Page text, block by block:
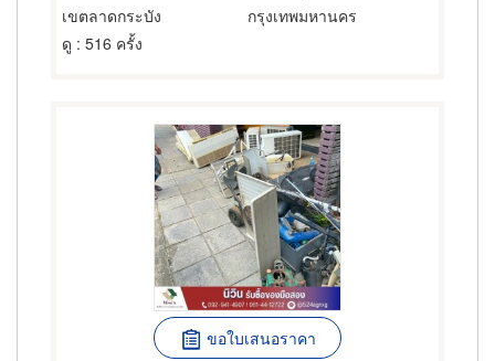
เขตลาดกระบัง
กรุงเทพมหานคร
ดู : 516 ครั้ง
ขอใบเสนอราคา